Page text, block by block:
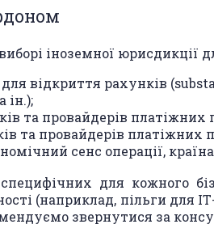
іноземної юрисдикції
відкриття рахунків
ін.);
та провайдерів
та провайдерів
сенс операції,
для кожного
(наприклад, пільги для
звернутися за